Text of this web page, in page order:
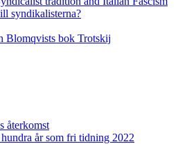
syndikalisterna?
Blomqvists bok Trotskij
återkomst
år som fri tidning 2022